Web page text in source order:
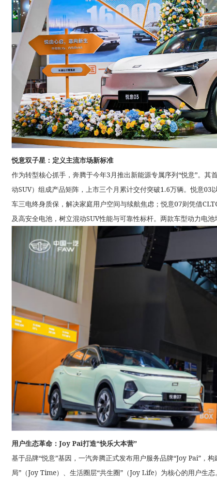
悦意双子星：定义主流市场新标准
作为转型核心抓手，奔腾于今年3月推出新能源专属序列“悦意”。
动SUV）组成产品矩阵，上市三个月累计交付突破1.6万辆。悦意
车三电终身质保，解决家庭用户空间与续航焦虑；悦意07则凭借
及高安全电池，树立混动SUV性能与可靠性标杆。两款车型动力电
用户生态革命：Joy Pai打造“快乐大本营”
基于品牌“悦意”基因，一汽奔腾正式发布用户服务品牌“Joy Pai”，
局”（Joy Time）、生活圈层“共生圈”（Joy Life）为核心的用户生